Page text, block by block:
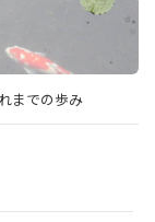
までの歩み